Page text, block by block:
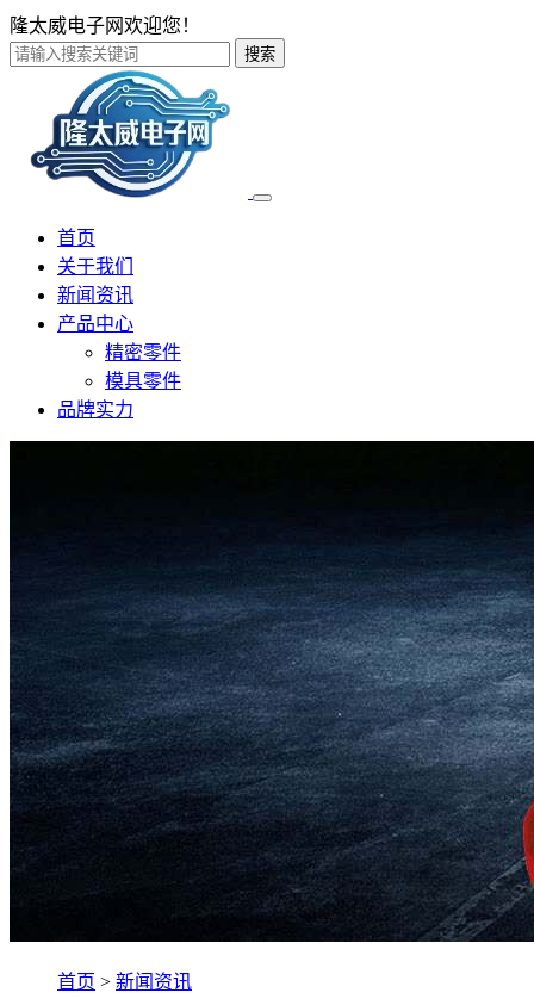
隆太威电子网欢迎您！
搜索
首页
关于我们
新闻资讯
产品中心
精密零件
模具零件
品牌实力
首页 > 新闻资讯